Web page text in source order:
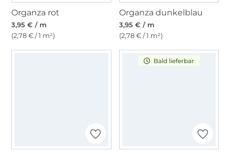
Organza rot
3,95 € / m
(2,78 € / 1 m²)
Organza dunkelblau
3,95 € / m
(2,78 € / 1 m²)
Bald lieferbar